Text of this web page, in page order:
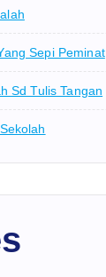
Sepi Peminat
Sd Tulis Tangan